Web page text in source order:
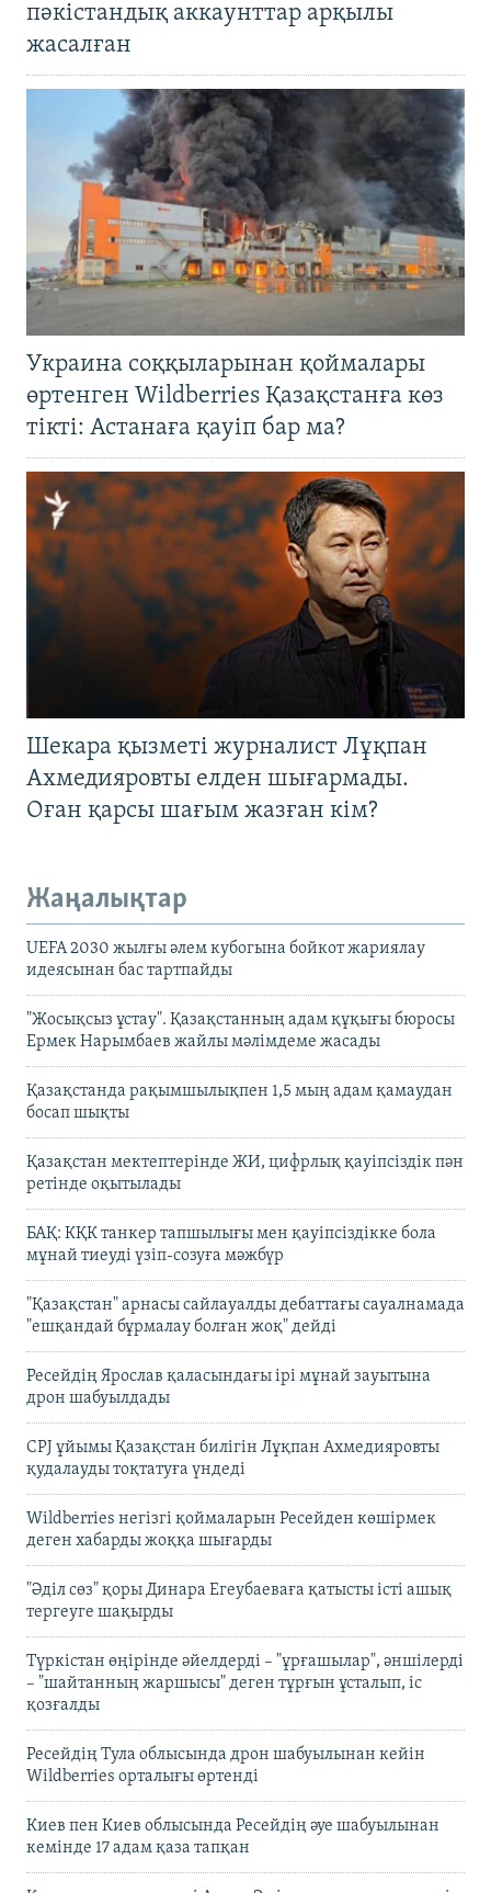
пәкістандық аккаунттар арқылы
жасалған
Украина соққыларынан қоймалары
өртенген Wildberries Қазақстанға көз
тікті: Астанаға қауіп бар ма?
Шекара қызметі журналист Лұқпан
Ахмедияровты елден шығармады.
Оған қарсы шағым жазған кім?
Жаңалықтар
UEFA 2030 жылғы әлем кубогына бойкот жариялау
идеясынан бас тартпайды
"Жосықсыз ұстау". Қазақстанның адам құқығы бюросы
Ермек Нарымбаев жайлы мәлімдеме жасады
Қазақстанда рақымшылықпен 1,5 мың адам қамаудан
босап шықты
Қазақстан мектептерінде ЖИ, цифрлық қауіпсіздік пән
ретінде оқытылады
БАҚ: КҚК танкер тапшылығы мен қауіпсіздікке бола
мұнай тиеуді үзіп-созуға мәжбүр
"Қазақстан" арнасы сайлауалды дебаттағы сауалнамада
"ешқандай бұрмалау болған жоқ" дейді
Ресейдің Ярослав қаласындағы ірі мұнай зауытына
дрон шабуылдады
CPJ ұйымы Қазақстан билігін Лұқпан Ахмедияровты
қудалауды тоқтатуға үндеді
Wildberries негізгі қоймаларын Ресейден көшірмек
деген хабарды жоққа шығарды
"Әділ сөз" қоры Динара Егеубаеваға қатысты істі ашық
тергеуге шақырды
Түркістан өңірінде әйелдерді – "ұрғашылар", әншілерді
– "шайтанның жаршысы" деген тұрғын ұсталып, іс
қозғалды
Ресейдің Тула облысында дрон шабуылынан кейін
Wildberries орталығы өртенді
Киев пен Киев облысында Ресейдің әуе шабуылынан
кемінде 17 адам қаза тапқан